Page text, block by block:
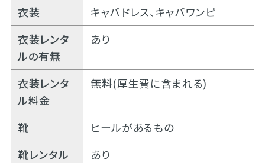
衣装
キャバドレス、キャバワンピ
衣装レンタ
ルの有無
あり
衣装レンタ
ル料金
無料(厚生費に含まれる)
靴
ヒールがあるもの
靴レンタル
あり